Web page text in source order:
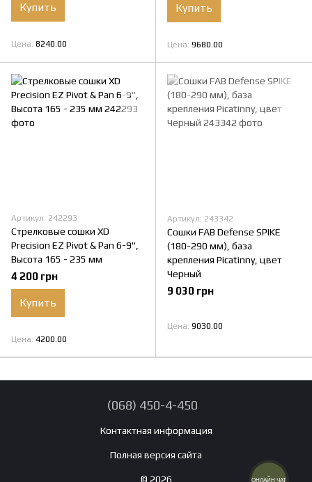
Купить
Цена 8240.00
Купить
Цена 9680.00
Артикул: 242293
Стрелковые сошки XD
Precision EZ Pivot & Pan 6-9",
Высота 165 - 235 мм
4 200 грн
Купить
Цена 4200.00
Артикул: 243342
Сошки FAB Defense SPIKE
(180-290 мм), база
крепления Picatinny, цвет
Черный
9 030 грн
Цена 9030.00
(068) 450-4-450
Контактная информация
Полная версия сайта
© 2026 ОНЛАЙН ЧАТ